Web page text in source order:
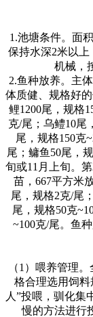
1.池塘条件。面积
保持水深2米以上
机械，
2.鱼种放养。主
体质健、规格好
鲤1200尾，规格
克/尾；乌鳢10尾
尾，规格150克
尾；鳙鱼 50尾，
旬或11 月上旬。第
苗， 667平方米
尾，规格2克/尾
尾，规格50克
~100克/尾。鱼
（1 ）喂养管理
格合理选用饲
人 ”投喂，驯化集
慢的方法进行